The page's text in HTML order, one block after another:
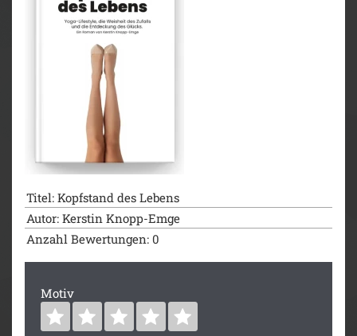
Titel: Kopfstand des Lebens
Autor: Kerstin Knopp-Emge
Anzahl Bewertungen: 0
Motiv